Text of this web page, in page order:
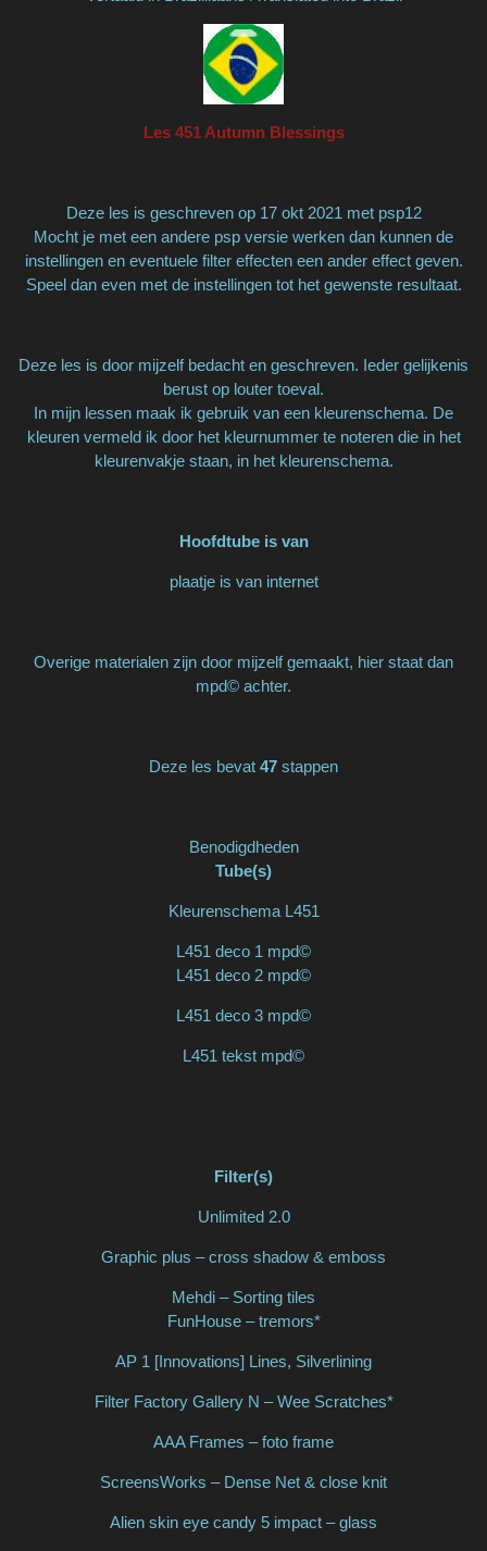
Les 451 Autumn Blessings
Deze les is geschreven op 17 okt 2021 met psp12
Mocht je met een andere psp versie werken dan kunnen de
instellingen en eventuele filter effecten een ander effect geven.
Speel dan even met de instellingen tot het gewenste resultaat.
Deze les is door mijzelf bedacht en geschreven. Ieder gelijkenis
berust op louter toeval.
In mijn lessen maak ik gebruik van een kleurenschema. De
kleuren vermeld ik door het kleurnummer te noteren die in het
kleurenvakje staan, in het kleurenschema.
Hoofdtube is van
plaatje is van internet
Overige materialen zijn door mijzelf gemaakt, hier staat dan
mpd© achter.
Deze les bevat 47 stappen
Benodigdheden
Tube(s)
Kleurenschema L451
L451 deco 1 mpd©
L451 deco 2 mpd©
L451 deco 3 mpd©
L451 tekst mpd©
Filter(s)
Unlimited 2.0
Graphic plus – cross shadow & emboss
Mehdi – Sorting tiles
FunHouse – tremors*
AP 1 [Innovations] Lines, Silverlining
Filter Factory Gallery N – Wee Scratches*
AAA Frames – foto frame
ScreensWorks – Dense Net & close knit
Alien skin eye candy 5 impact – glass